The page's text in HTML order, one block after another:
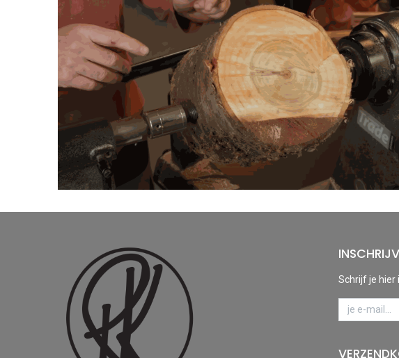
Schrijf je hier